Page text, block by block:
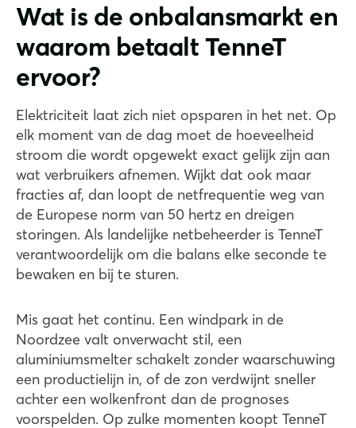
Wat is de onbalansmarkt en
waarom betaalt TenneT
ervoor?
Elektriciteit laat zich niet opsparen in het net. Op
elk moment van de dag moet de hoeveelheid
stroom die wordt opgewekt exact gelijk zijn aan
wat verbruikers afnemen. Wijkt dat ook maar
fracties af, dan loopt de netfrequentie weg van
de Europese norm van 50 hertz en dreigen
storingen. Als landelijke netbeheerder is TenneT
verantwoordelijk om die balans elke seconde te
bewaken en bij te sturen.
Mis gaat het continu. Een windpark in de
Noordzee valt onverwacht stil, een
aluminiumsmelter schakelt zonder waarschuwing
een productielijn in, of de zon verdwijnt sneller
achter een wolkenfront dan de prognoses
voorspelden. Op zulke momenten koopt TenneT